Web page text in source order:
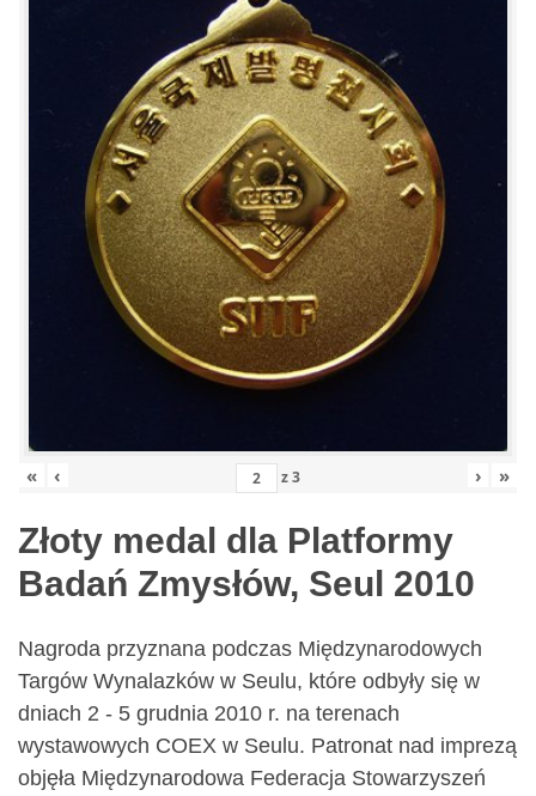
« ‹ z3 › »
Złoty medal dla Platformy
Badań Zmysłów, Seul 2010
Nagroda przyznana podczas Międzynarodowych
Targów Wynalazków w Seulu, które odbyły się w
dniach 2 - 5 grudnia 2010 r. na terenach
wystawowych COEX w Seulu. Patronat nad imprezą
objęła Międzynarodowa Federacja Stowarzyszeń